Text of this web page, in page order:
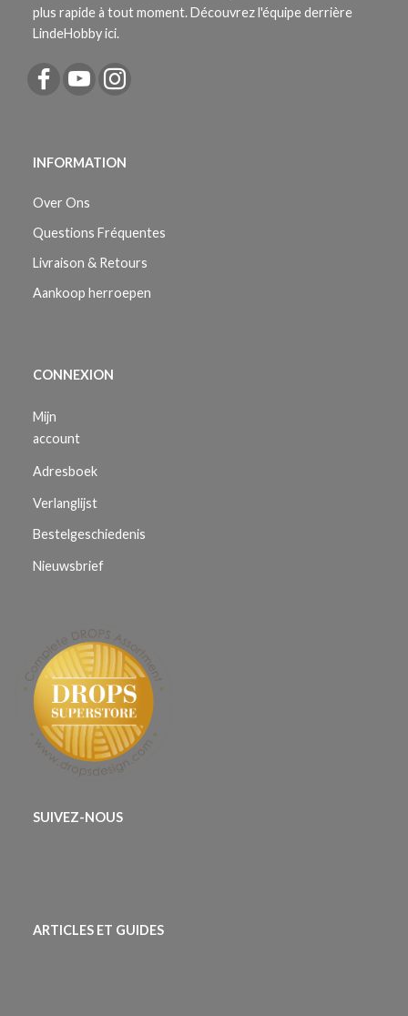
plus rapide à tout moment. Découvrez l'équipe derrière
LindeHobby ici.
INFORMATION
Over Ons
Questions Fréquentes
Livraison & Retours
Aankoop herroepen
CONNEXION
Mijn
account
Adresboek
Verlanglijst
Bestelgeschiedenis
Nieuwsbrief
SUIVEZ-NOUS
ARTICLES ET GUIDES